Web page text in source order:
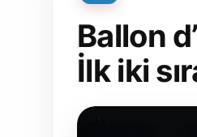
Ballon
İlk iki